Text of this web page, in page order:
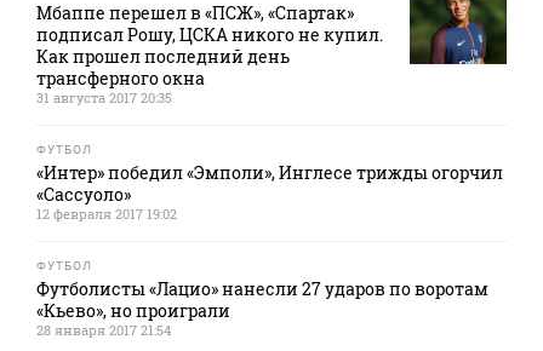
Мбаппе перешел в «ПСЖ», «Спартак»
подписал Рошу, ЦСКА никого не купил.
Как прошел последний день
трансферного окна
31 августа 2017 20:35
ФУТБОЛ
«Интер» победил «Эмполи», Инглесе трижды огорчил
«Сассуоло»
12 февраля 2017 19:02
ФУТБОЛ
Футболисты «Лацио» нанесли 27 ударов по воротам
«Кьево», но проиграли
28 января 2017 21:54